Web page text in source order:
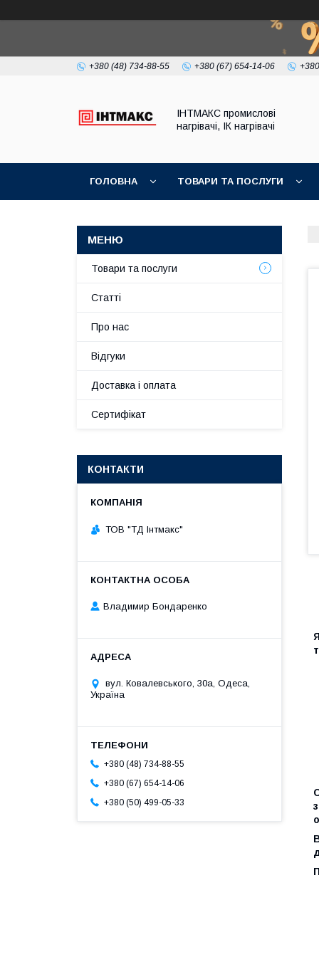
+380 (48) 734-88-55 +380 (67) 654-14-06
ІНТМАКС промислові
нагрівачі, ІК нагрівачі
ГОЛОВНА ТОВАРИ ТА ПОСЛУГИ
Товари та послуги
Статті
Про нас
Відгуки
Доставка і оплата
Сертифікат
КОНТАКТИ
ТОВ "ТД Інтмакс"
Владимир Бондаренко
вул. Ковалевського, 30а, Одеса,
Україна
+380 (48) 734-88-55
+380 (67) 654-14-06
+380 (50) 499-05-33